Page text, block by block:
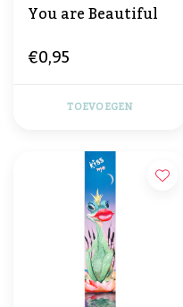
You are Beautiful
€0,95
TOEVOEGEN